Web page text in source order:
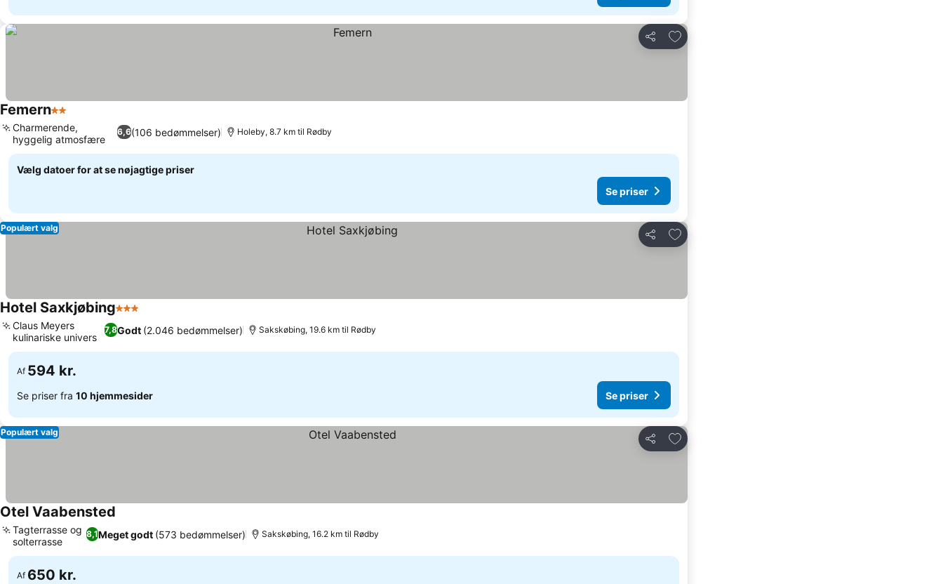
Del
Føj til favoritter
Femern2 Stjerner
6,6(106 bedømmelser)
Charmerende,
hyggelig atmosfære
Holeby, 8.7 km til Rødby
Vælg datoer for at se nøjagtige priser
Se priser
Del
Føj til favoritter
Populært valg
Hotel Saxkjøbing3 Stjerner
7,8Godt (2.046 bedømmelser)
Claus Meyers
kulinariske univers
Sakskøbing, 19.6 km til Rødby
Af 594 kr.
Se priser fra 10 hjemmesider Se priser
Del
Føj til favoritter
Populært valg
Otel Vaabensted
8,1Meget godt (573 bedømmelser)
Tagterrasse og
solterrasse
Sakskøbing, 16.2 km til Rødby
Af 650 kr.